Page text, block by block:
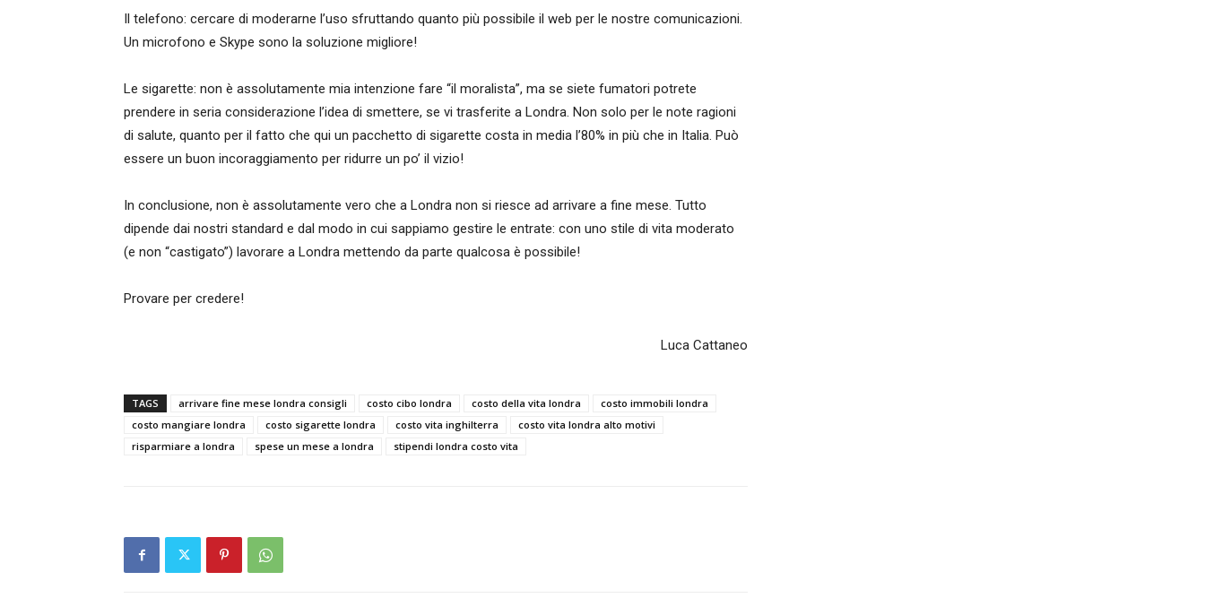
Il telefono: cercare di moderarne l’uso sfruttando quanto più possibile il web per le nostre comunicazioni.
Un microfono e Skype sono la soluzione migliore!
Le sigarette: non è assolutamente mia intenzione fare “il moralista”, ma se siete fumatori potrete
prendere in seria considerazione l’idea di smettere, se vi trasferite a Londra. Non solo per le note ragioni
di salute, quanto per il fatto che qui un pacchetto di sigarette costa in media l’80% in più che in Italia. Può
essere un buon incoraggiamento per ridurre un po’ il vizio!
In conclusione, non è assolutamente vero che a Londra non si riesce ad arrivare a fine mese. Tutto
dipende dai nostri standard e dal modo in cui sappiamo gestire le entrate: con uno stile di vita moderato
(e non “castigato”) lavorare a Londra mettendo da parte qualcosa è possibile!
Provare per credere!
Luca Cattaneo
TAGS arrivare fine mese londra consigli costo cibo londra costo della vita londra
costo immobili londra
costo mangiare londra
costo sigarette londra costo vita inghilterra
costo vita londra alto motivi
risparmiare a londra
spese un mese a londra stipendi londra costo vita